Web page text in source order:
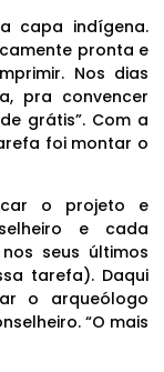
capa indígena.
pronta e
Nos dias
pra convencer
grátis”. Com a
foi montar o
o projeto e
e cada
seus últimos
tarefa). Daqui
o arqueólogo
“O mais